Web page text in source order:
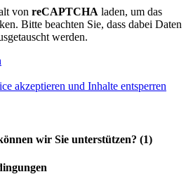
von reCAPTCHA laden, um das
Bitte beachten Sie, dass dabei Daten
werden.
akzeptieren und Inhalte entsperren
wir Sie unterstützen? (1)